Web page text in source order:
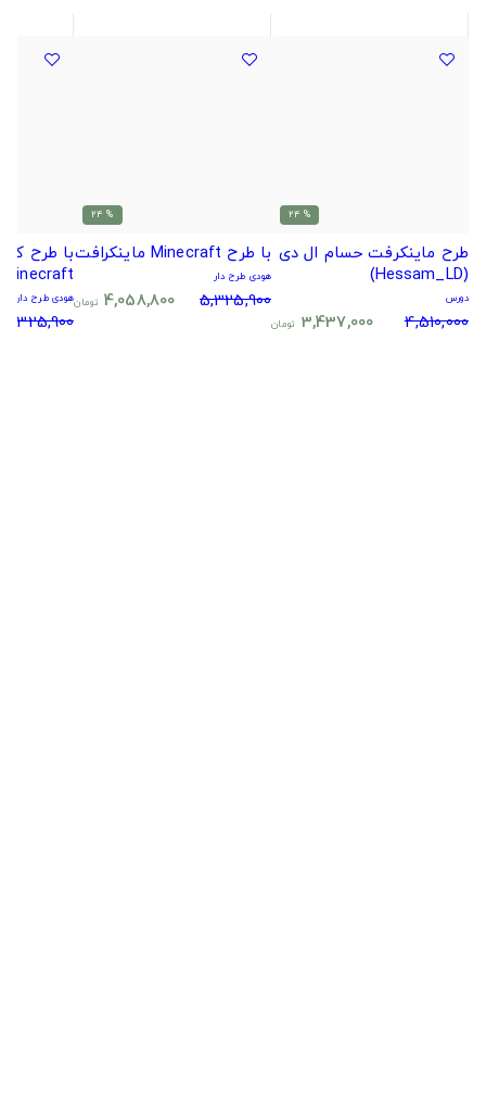
% 24
طرح ماینکرفت حسام ال دی
(Hessam_LD)
دورس
4,510,000
3,437,000 تومان
% 24
با طرح Minecraft ماینکرافت
هودی طرح دار
5,325,900
4,058,800 تومان
Minecraft ماینکرافت
هودی طرح دار
5,325,900